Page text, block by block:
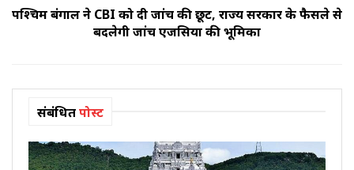
पश्चिम बंगाल ने CBI को दी जांच की छूट, राज्य सरकार के फैसले से
बदलेगी जांच एजेंसियों की भूमिका
संबंधितपोस्ट